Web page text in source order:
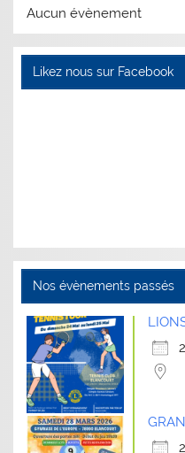
Aucun évènement
Likez nous sur Facebook
Nos évènements passés